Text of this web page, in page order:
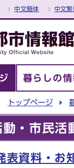
中文簡体 中文繁
暮らしの情
トップページ
動・市民活
表資料・お